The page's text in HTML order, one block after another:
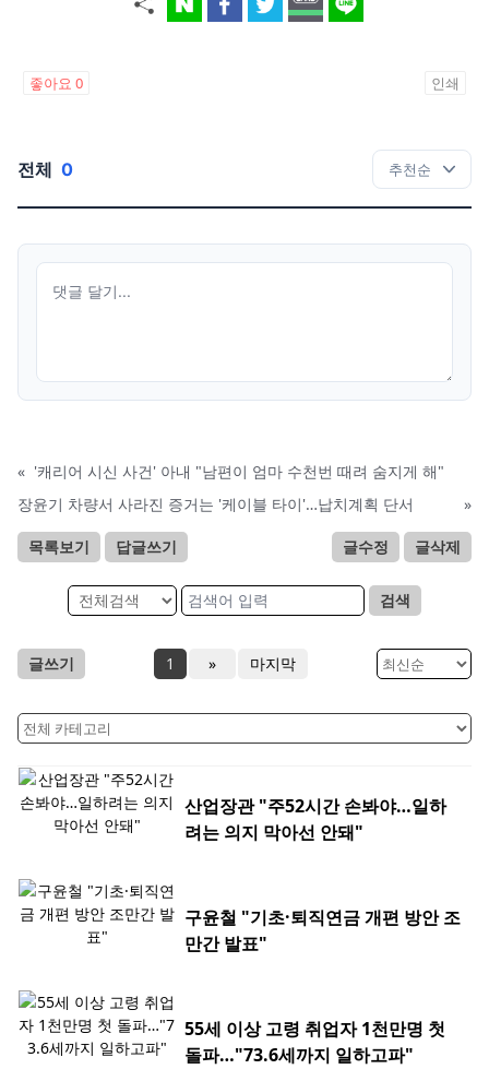
좋아요 0 인쇄
전체 0
« '캐리어 시신 사건' 아내 "남편이 엄마 수천번 때려 숨지게 해"
장윤기 차량서 사라진 증거는 '케이블 타이'…납치계획 단서
»
목록보기 답글쓰기 글수정 글삭제
검색
글쓰기 1 » 마지막
산업장관 "주52시간 손봐야…일하
려는 의지 막아선 안돼"
구윤철 "기초·퇴직연금 개편 방안 조
만간 발표"
55세 이상 고령 취업자 1천만명 첫
돌파…"73.6세까지 일하고파"